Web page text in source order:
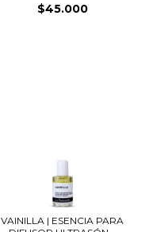
$45.000
VAINILLA | ESENCIA PARA